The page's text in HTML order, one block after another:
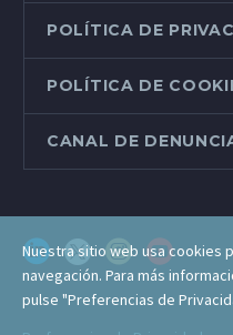
POLÍTICA DE
POLÍTICA DE
CANAL DE
Nuestra sitio web usa cookies
navegación. Para más
pulse "Preferencias de